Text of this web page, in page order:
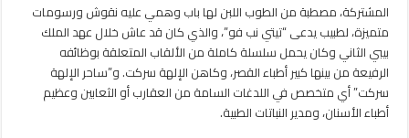
الدولة
القديمة
بسقارة
ونقوش
ورسومات
فريدة
المشتركة، مصطبة من الطوب اللبن لها باب وهمي عليه نقوش ورسومات
متميزة، لطبيب يدعى “تيتي نب فو”، والذي كان قد عاش خلال عهد الملك
بيبي الثاني وكان يحمل سلسلة كاملة من الألقاب المتعلقة بوظائفه
الرفيعة من بينها كبير أطباء القصر، وكاهن الإلهة سركت. و”ساحر الإلهة
سركت” أي متخصص في اللدغات السامة من العقارب أو الثعابين وعظيم
أطباء الأسنان، ومدير النباتات الطبية.